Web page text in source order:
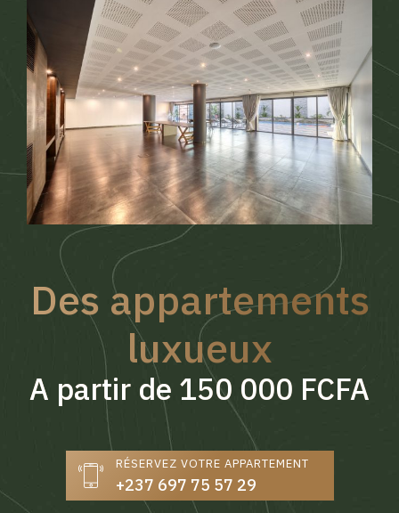
Des appartements
luxueux
A partir de 150 000 FCFA
RÉSERVEZ VOTRE APPARTEMENT
+237 697 75 57 29